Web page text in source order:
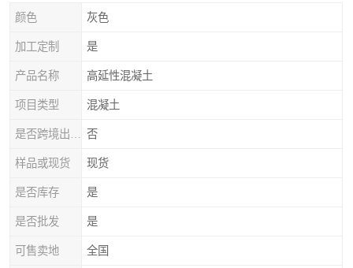
颜色 灰色
加工定制 是
产品名称 高延性混凝土
项目类型 混凝土
否
样品或现货 现货
是否库存 是
是否批发 是
可售卖地 全国